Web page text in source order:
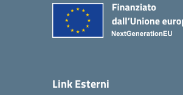
Link Esterni